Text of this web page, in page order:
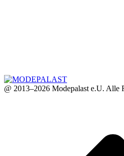
@ 2013–2026 Modepalast e.U. Alle